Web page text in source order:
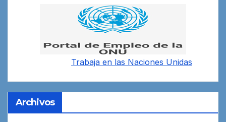
Trabaja en las Naciones Unidas
Archivos